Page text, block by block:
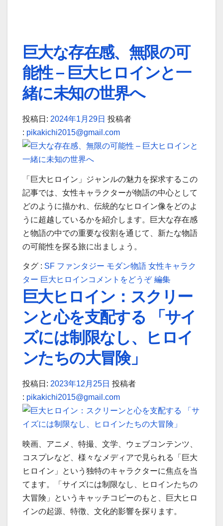
巨大な存在感、無限の可
能性 – 巨大ヒロインと一
緒に未知の世界へ
投稿日: 2024年1月29日 投稿者
: pikakichi2015@gmail.com
「巨大ヒロイン」ジャンルの魅力を探求するこの
記事では、女性キャラクターが物語の中心として
どのように描かれ、伝統的なヒロイン像をどのよ
うに超越しているかを紹介します。巨大な存在感
と物語の中での重要な役割を通じて、新たな物語
の可能性を探る旅に出ましょう。
タグ : SF ファンタジー モダン物語 女性キャラク
ター 巨大ヒロインコメントをどうぞ(巨
大
な
在
感、
能
性
–
巨
大
ヒ
ロ
イ
編集巨
大
な
存
在
感、
能
性
–
巨
大
ヒ
ロ
イ
巨大ヒロイン：スクリー
ンと心を支配する 「サイ
ズには制限なし、ヒロイ
ンたちの大冒険」
投稿日: 2023年12月25日 投稿者
: pikakichi2015@gmail.com
映画、アニメ、特撮、文学、ウェブコンテンツ、
コスプレなど、様々なメディアで見られる「巨大
ヒロイン」という独特のキャラクターに焦点を当
てます。「サイズには制限なし、ヒロインたちの
大冒険」というキャッチコピーのもと、巨大ヒロ
インの起源、特徴、文化的影響を探ります。